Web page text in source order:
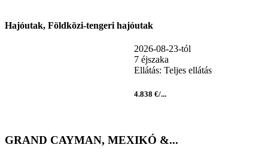
Hajóutak, Földközi-tengeri hajóutak
2026-08-23-tól
7 éjszaka
Ellátás: Teljes ellátás
4.838 €/...
GRAND CAYMAN, MEXIKÓ &...